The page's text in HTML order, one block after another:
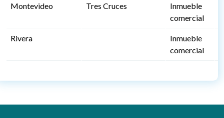
Montevideo Tres Cruces
Inmueble
comercial
Rivera
Inmueble
comercial